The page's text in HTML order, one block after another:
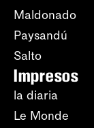
Maldonado
Paysandú
Salto
Impresos
la diaria
Le Monde